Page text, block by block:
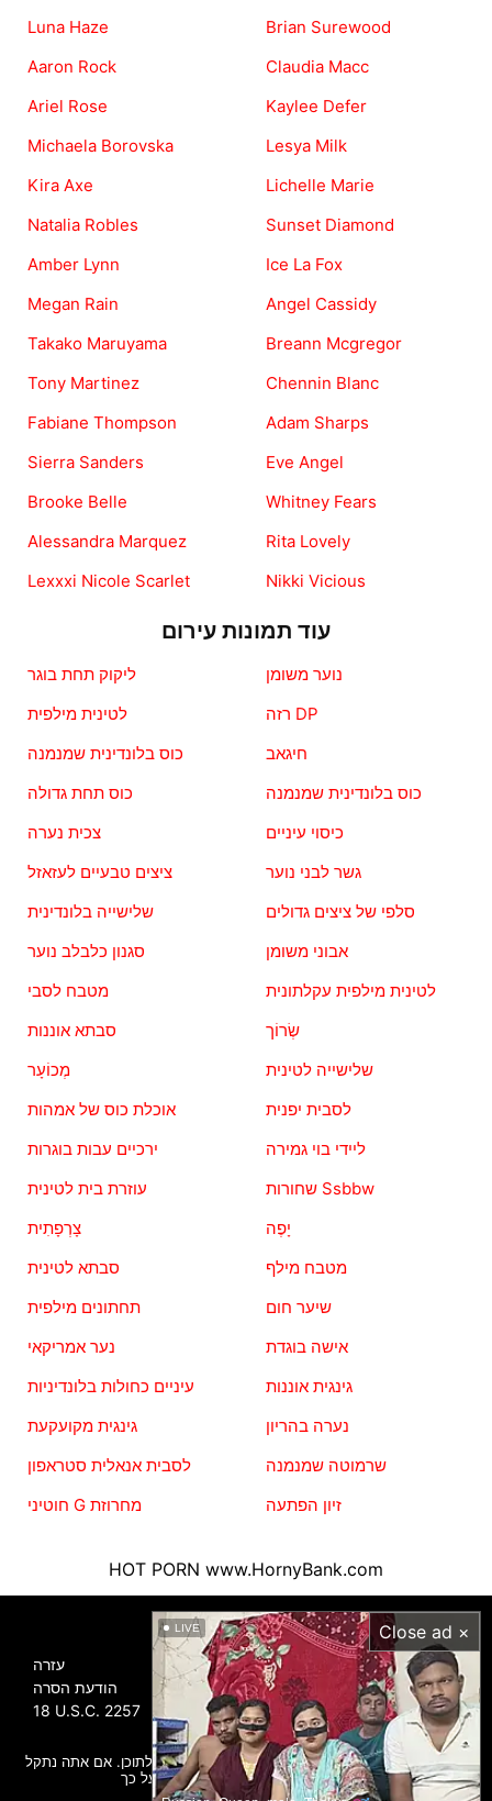
LIVE Close ad ×
Luna Haze
Aaron Rock
Ariel Rose
Michaela Borovska
Kira Axe
Natalia Robles
Amber Lynn
Megan Rain
Takako Maruyama
Tony Martinez
Fabiane Thompson
Sierra Sanders
Brooke Belle
Alessandra Marquez
Lexxxi Nicole Scarlet
Brian Surewood
Claudia Macc
Kaylee Defer
Lesya Milk
Lichelle Marie
Sunset Diamond
Ice La Fox
Angel Cassidy
Breann Mcgregor
Chennin Blanc
Adam Sharps
Eve Angel
Whitney Fears
Rita Lovely
Nikki Vicious
עוד תמונות עירום
ליקוק תחת בוגר
לטינית מילפית
כוס בלונדינית שמנמנה
כוס תחת גדולה
צכית נערה
ציצים טבעיים לעזאזל
שלישייה בלונדינית
סגנון כלבלב נוער
מטבח לסבי
סבתא אוננות
מְכוֹעָר
אוכלת כוס של אמהות
ירכיים עבות בוגרות
עוזרת בית לטינית
צָרְפָתִית
סבתא לטינית
תחתונים מילפית
נער אמריקאי
עיניים כחולות בלונדיניות
גינגית מקועקעת
לסבית אנאלית סטראפון
חוטיני G מחרוזת
נוער משומן
רזה DP
חיגאב
כוס בלונדינית שמנמנה
כיסוי עיניים
גשר לבני נוער
סלפי של ציצים גדולים
אבוני משומן
לטינית מילפית עקלתונית
שְׂרוֹך
שלישייה לטינית
לסבית יפנית
ליידי בוי גמירה
שחורות Ssbbw
יָפֶה
מטבח מילף
שיער חום
אישה בוגדת
גינגית אוננות
נערה בהריון
שרמוטה שמנמנה
זיון הפתעה
HOT PORN www.HornyBank.com
מידע
עזרה
הודעת הסרה
18 U.S.C. 2257
כל הגלריות הועלו על ידי משתמשים, אנו לא אחראים לתוכן. אם אתה נתקל
בפורנוגרפיה בלתי חוקית, אנא דווח על כך.